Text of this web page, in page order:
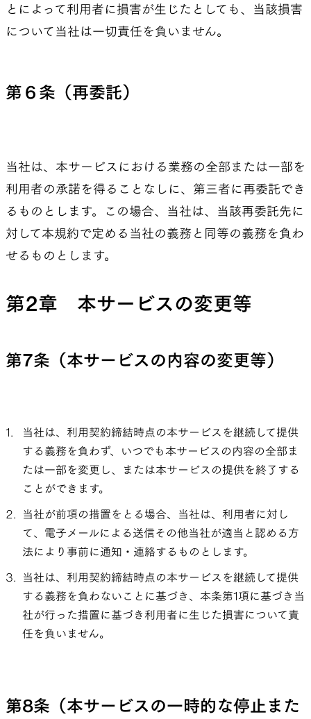
とによって利用者に損害が生じたとしても、当該損害
について当社は一切責任を負いません。
第６条（再委託）
当社は、本サービスにおける業務の全部または一部を
利用者の承諾を得ることなしに、第三者に再委託でき
るものとします。この場合、当社は、当該再委託先に
対して本規約で定める当社の義務と同等の義務を負わ
せるものとします。
第2章 本サービスの変更等
第7条（本サービスの内容の変更等）
当社は、利用契約締結時点の本サービスを継続して提供
する義務を負わず、いつでも本サービスの内容の全部ま
たは一部を変更し、または本サービスの提供を終了する
ことができます。
当社が前項の措置をとる場合、当社は、利用者に対し
て、電子メールによる送信その他当社が適当と認める方
法により事前に通知・連絡するものとします。
当社は、利用契約締結時点の本サービスを継続して提供
する義務を負わないことに基づき、本条第1項に基づき当
社が行った措置に基づき利用者に生じた損害について責
任を負いません。
第8条（本サービスの一時的な停止また